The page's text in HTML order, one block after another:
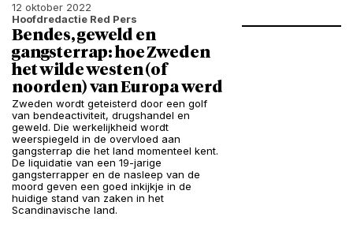
12 oktober 2022
Hoofdredactie Red Pers
Bendes, geweld en
gangsterrap: hoe Zweden
het wilde westen (of
noorden) van Europa werd
Zweden wordt geteisterd door een golf
van bendeactiviteit, drugshandel en
geweld. Die werkelijkheid wordt
weerspiegeld in de overvloed aan
gangsterrap die het land momenteel kent.
De liquidatie van een 19-jarige
gangsterrapper en de nasleep van de
moord geven een goed inkijkje in de
huidige stand van zaken in het
Scandinavische land.